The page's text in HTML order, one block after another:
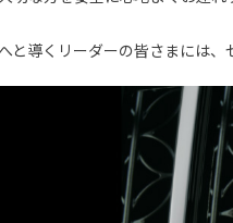
と導くリーダーの皆さまには